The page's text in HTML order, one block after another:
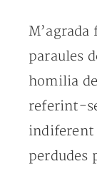
M’agrada
paraules
homilia
referint-
indiferent
perdudes